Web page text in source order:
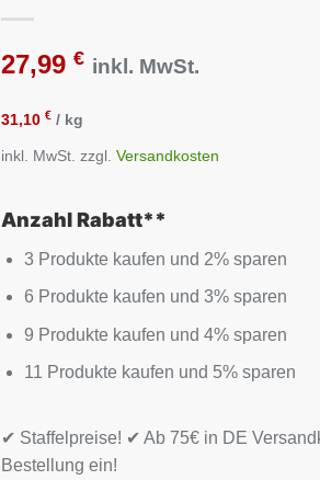
27,99€ inkl. MwSt.
31,10€ / kg
inkl. MwSt. zzgl.Versandkosten
Anzahl Rabatt**
3 Produkte kaufen und 2% sparen
6 Produkte kaufen und 3% sparen
9 Produkte kaufen und 4% sparen
11 Produkte kaufen und 5% sparen
✔ Staffelpreise! ✔ Ab 75€ in DE
Bestellung ein!